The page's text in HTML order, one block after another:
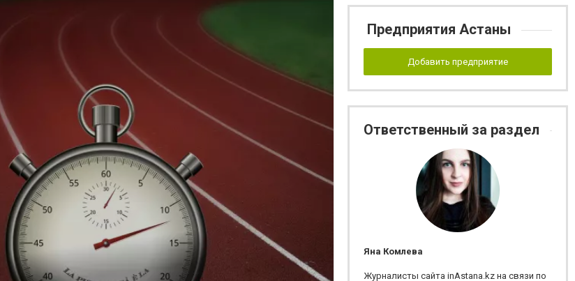
Предприятия Астаны
Добавить предприятие
Ответственный за раздел
Яна Комлева
Журналисты сайта inAstana.kz на связи по